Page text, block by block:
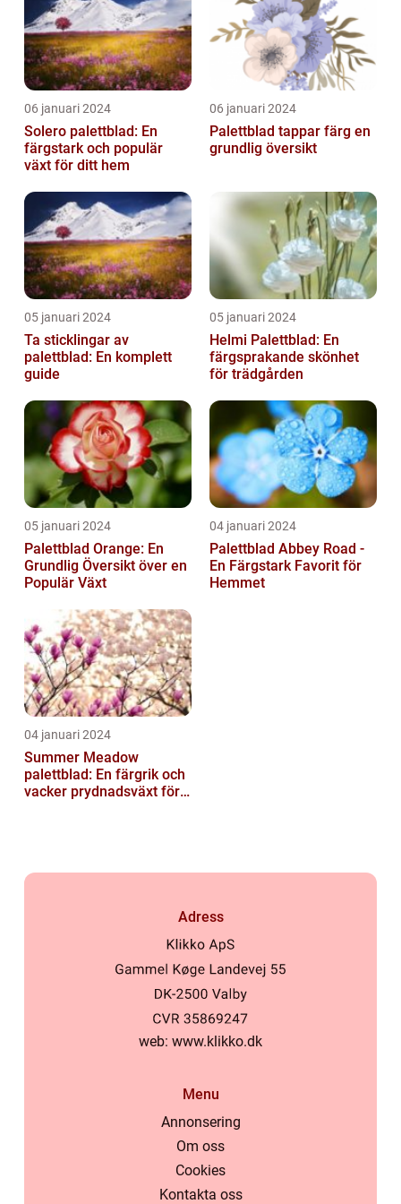
06 januari 2024
Solero palettblad: En
färgstark och populär
växt för ditt hem
06 januari 2024
Palettblad tappar färg en
grundlig översikt
05 januari 2024
Ta sticklingar av
palettblad: En komplett
guide
05 januari 2024
Helmi Palettblad: En
färgsprakande skönhet
för trädgården
05 januari 2024
Palettblad Orange: En
Grundlig Översikt över en
Populär Växt
04 januari 2024
Palettblad Abbey Road -
En Färgstark Favorit för
Hemmet
04 januari 2024
Summer Meadow
palettblad: En färgrik och
vacker prydnadsväxt för
Adress
web: www.klikko.dk
Menu
Annonsering
Om oss
Cookies
Kontakta oss